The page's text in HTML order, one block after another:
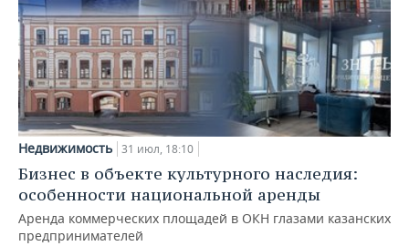
Недвижимость 31 июл, 18:10
Бизнес в объекте культурного наследия:
особенности национальной аренды
Аренда коммерческих площадей в ОКН глазами казанских
предпринимателей